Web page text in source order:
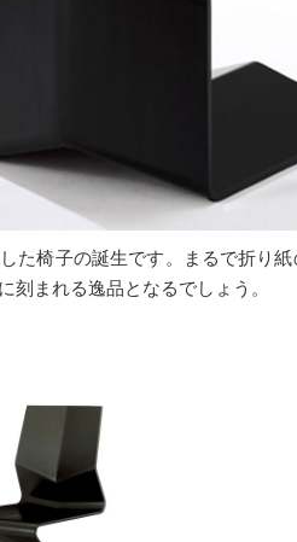
た椅子の誕生です。まるで折り
刻まれる逸品となるでしょう。